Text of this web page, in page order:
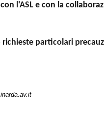
l'ASL e con la
particolari